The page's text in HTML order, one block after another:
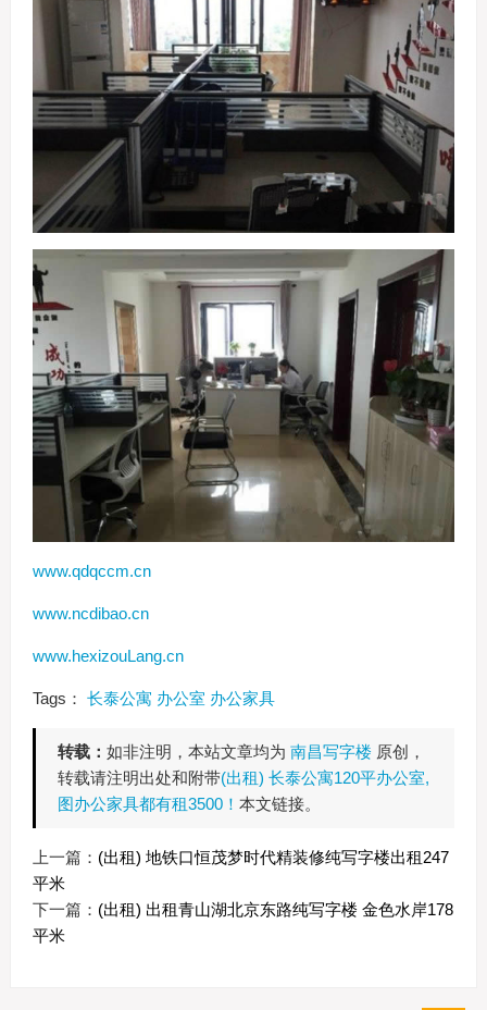
www.qdqccm.cn
www.ncdibao.cn
www.hexizouLang.cn
Tags： 长泰公寓 办公室 办公家具
转载： 如非注明，本站文章均为 南昌写字楼原创，
转载请注明出处和附带(出租) 长泰公寓120平办公室,
图办公家具都有租3500！ 本文链接。
上一篇： (出租) 地铁口恒茂梦时代精装修纯写字楼出租247
平米
下一篇： (出租) 出租青山湖北京东路纯写字楼 金色水岸178
平米